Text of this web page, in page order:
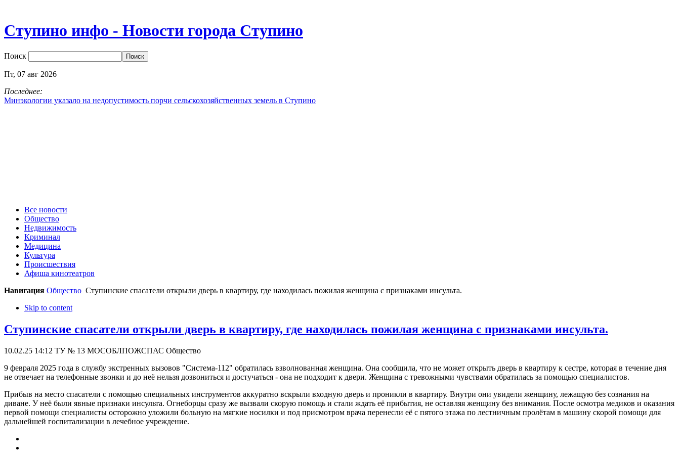
Ступино инфо - Новости города Ступино
Поиск
Пт, 07 авг 2026
Последнее:
Минэкологии указало на недопустимость порчи сельскохозяйственных земель в Ступино
Все новости
Общество
Недвижимость
Криминал
Медицина
Культура
Происшествия
Афиша кинотеатров
Навигация Общество Ступинские спасатели открыли дверь в квартиру, где находилась пожилая женщина с признаками инсульта.
Skip to content
Ступинские спасатели открыли дверь в квартиру, где находилась пожилая женщина с признаками инсульта.
10.02.25 14:12 ТУ № 13 МОСОБЛПОЖСПАС Общество
9 февраля 2025 года в службу экстренных вызовов "Система-112" обратилась взволнованная женщина. Она сообщила, что не может открыть дверь в квартиру к сестре, которая в течение дня
не отвечает на телефонные звонки и до неё нельзя дозвониться и достучаться - она не подходит к двери. Женщина с тревожными чувствами обратилась за помощью специалистов.
Прибыв на место спасатели с помощью специальных инструментов аккуратно вскрыли входную дверь и проникли в квартиру. Внутри они увидели женщину, лежащую без сознания на
диване. У неё были явные признаки инсульта. Огнеборцы сразу же вызвали скорую помощь и стали ждать её прибытия, не оставляя женщину без внимания. После осмотра медиков и оказания
первой помощи специалисты осторожно уложили больную на мягкие носилки и под присмотром врача перенесли её с пятого этажа по лестничным пролётам в машину скорой помощи для
дальнейшей госпитализации в лечебное учреждение.